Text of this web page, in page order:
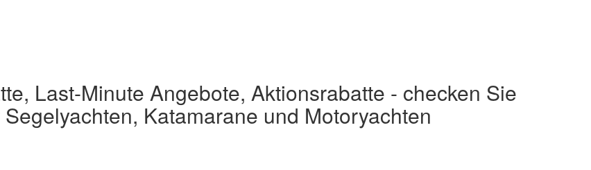
Last-Minute Angebote, Aktionsrabatte - checken Sie
Katamarane und Motoryachten